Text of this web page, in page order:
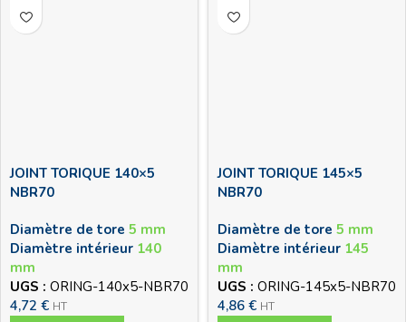
JOINT TORIQUE 140×5
NBR70
Diamètre de tore 5 mm
Diamètre intérieur 140
mm
UGS : ORING-140x5-NBR70
4,72 € HT
JOINT TORIQUE 145×5
NBR70
Diamètre de tore 5 mm
Diamètre intérieur 145
mm
UGS : ORING-145x5-NBR70
4,86 € HT